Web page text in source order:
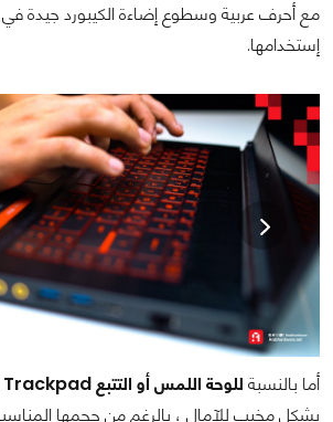
مع أحرف عربية وسطوع إضاءة الكيبورد جيدة
إستخدامها.
أما بالنسبة للوحة اللمس أو التتبع Trackpad
بشكل مخيب للآمال ، بالرغم من حجمها